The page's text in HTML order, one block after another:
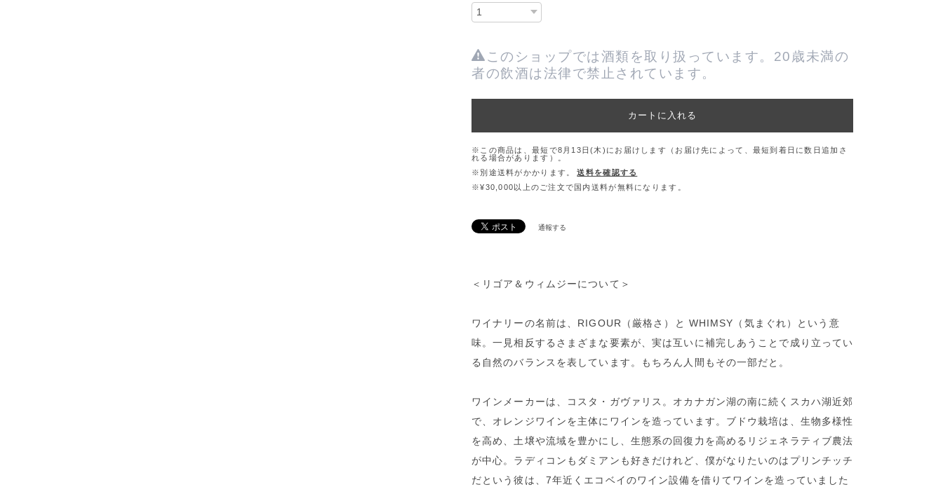
このショップでは酒類を取り扱っています。20歳未満の
者の飲酒は法律で禁止されています。
カートに入れる
※この商品は、最短で8月13日(木)にお届けします（お届け先によって、最短到着日に数日追加さ
れる場合があります）。
※別途送料がかかります。
送料を確認する
※¥30,000以上のご注文で国内送料が無料になります。
通報する
＜リゴア＆ウィムジーについて＞
ワイナリーの名前は、RIGOUR（厳格さ）と WHIMSY（気まぐれ）という意
味。一見相反するさまざまな要素が、実は互いに補完しあうことで成り立ってい
る自然のバランスを表しています。もちろん人間もその一部だと。
ワインメーカーは、コスタ・ガヴァリス。オカナガン湖の南に続くスカハ湖近郊
で、オレンジワインを主体にワインを造っています。ブドウ栽培は、生物多様性
を高め、土壌や流域を豊かにし、生態系の回復力を高めるリジェネラティブ農法
が中心。ラディコンもダミアンも好きだけれど、僕がなりたいのはプリンチッチ
だという彼は、7年近くエコベイのワイン設備を借りてワインを造っていました